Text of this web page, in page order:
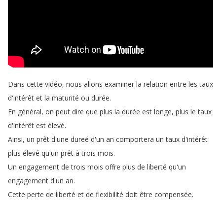
Dans cette vidéo, nous allons examiner la relation entre les taux
d'intérêt et la maturité ou durée.
En général, on peut dire que plus la durée est longe, plus le taux
d'intérêt est élevé.
Ainsi, un prêt d'une dureé d'un an comportera un taux d'intérêt
plus élevé qu'un prêt à trois mois.
Un engagement de trois mois offre plus de liberté qu'un
engagement d'un an.
Cette perte de liberté et de flexibilité doit être compensée.